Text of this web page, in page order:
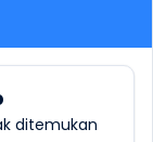
ditemukan